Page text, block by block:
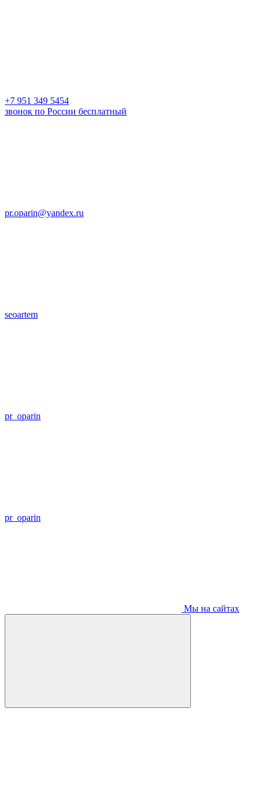
+7 951 349 5454
звонок по России бесплатный
pr.oparin@yandex.ru
seoartem
pr_oparin
pr_oparin
Мы на сайтах